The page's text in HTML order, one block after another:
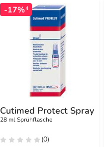
-17%4
Cutimed Protect Spray
28 ml Sprühflasche
(0)